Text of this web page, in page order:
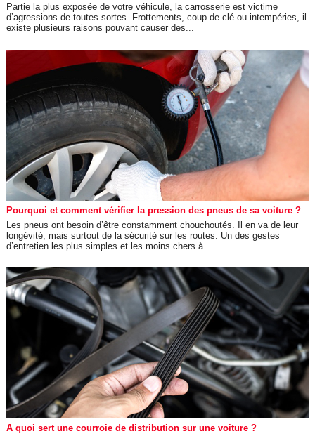
Partie la plus exposée de votre véhicule, la carrosserie est victime
d’agressions de toutes sortes. Frottements, coup de clé ou intempéries, il
existe plusieurs raisons pouvant causer des...
Pourquoi et comment vérifier la pression des pneus de sa voiture ?
Les pneus ont besoin d’être constamment chouchoutés. Il en va de leur
longévité, mais surtout de la sécurité sur les routes. Un des gestes
d’entretien les plus simples et les moins chers à...
A quoi sert une courroie de distribution sur une voiture ?